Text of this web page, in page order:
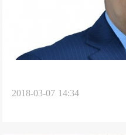
2018-03-07 14:34